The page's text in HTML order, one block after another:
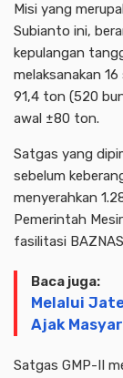
Misi yang
Subianto ini,
kepulangan
melaksanakan
91,4 ton (520
awal ±80 ton.
Satgas yang
sebelum
menyerahkan
Pemerintah
fasilitasi
Baca juga:
Melalui
Ajak
Satgas GMP-II